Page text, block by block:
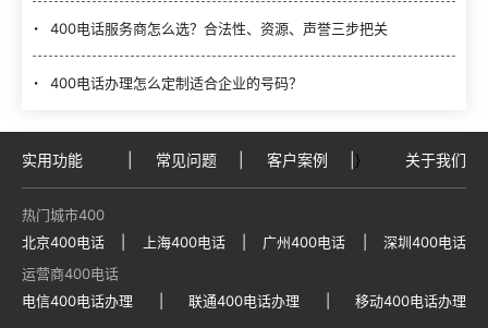
400电话服务商怎么选？合法性、资源、声誉三步把关
400电话办理怎么定制适合企业的号码？
实用功能 常见问题 客户案例 } 关于我们
热门城市400
北京400电话
上海400电话 广州400电话
深圳400电话
运营商400电话
电信400电话办理
联通400电话办理 移动400电话办理